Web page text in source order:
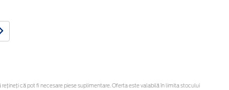
că pot fi necesare piese suplimentare. Oferta este valabilă în limita stocului